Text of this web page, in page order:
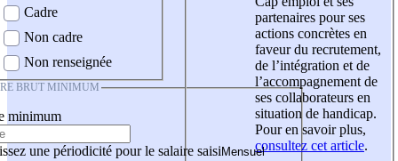
Cadre
Non cadre
Non renseignée
BRUT MINIMUM
minimum
une périodicité pour le salaire saisi
partenaires pour ses
actions concrètes en
faveur du recrutement,
de l’intégration et de
l’accompagnement de
ses collaborateurs en
situation de handicap.
Pour en savoir plus,
consultez cet article.